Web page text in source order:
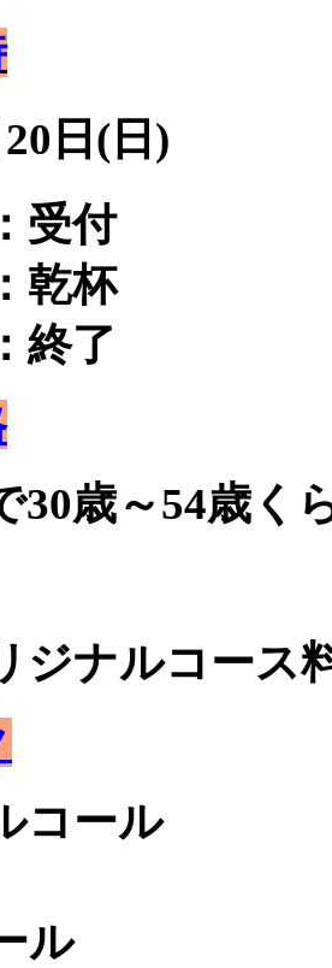
日(日)
受付
乾杯
終了
30歳～54歳
ジナルコース
コール
ル